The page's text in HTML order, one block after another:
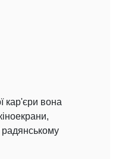
кар'єри вона
радянському